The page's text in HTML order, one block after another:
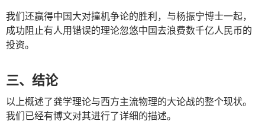
我们还赢得中国大对撞机争论的胜利，与杨振宁博士一起，
成功阻止有人用错误的理论忽悠中国去浪费数千亿人民币的
投资。
三、结论
以上概述了龚学理论与西方主流物理的大论战的整个现状。
我们已经有博文对其进行了详细的描述。